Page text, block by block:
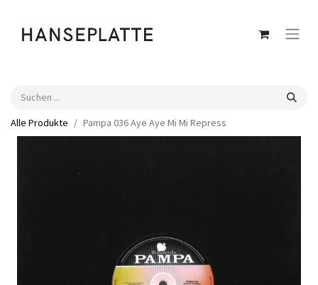
Alle Produkte Pampa 036 Aye Aye Mi Mi Repress